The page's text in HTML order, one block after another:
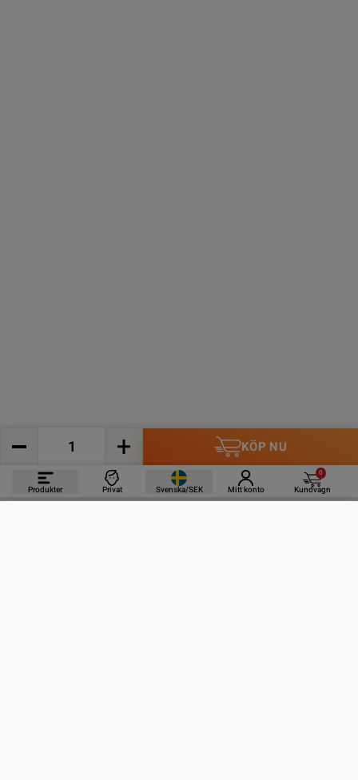
KÖP NU
Produkter Privat Svenska/SEK Mitt konto
0
Kundvagn